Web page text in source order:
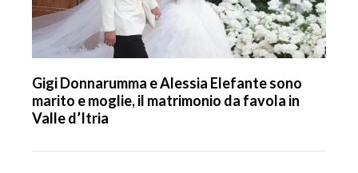
Gigi Donnarumma e Alessia Elefante sono
marito e moglie, il matrimonio da favola in
Valle d’Itria